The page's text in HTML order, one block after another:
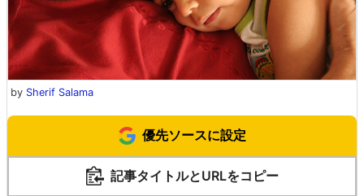
by Sherif Salama
優先ソースに設定
記事タイトルとURLをコピー